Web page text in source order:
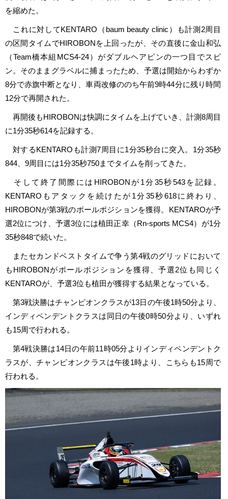
を縮めた。
これに対してKENTARO（baum beauty clinic）も計測2周目
の区間タイムでHIROBONを上回ったが、その直後に金山和弘
（Team橋本組MCS4-24）がダブルヘアピンの一つ目でスピ
ン。そのままグラベルに捕まったため、予選は開始からわずか
8分で赤旗中断となり、車両改修ののち午前9時44分に残り時間
12分で再開された。
再開後もHIROBONは快調にタイムを上げていき、計測8周目
に1分35秒614を記録する。
対するKENTAROも計測7周目に1分35秒台に突入。1分35秒
844、9周目には1分35秒750までタイムを削ってきた。
そして終了間際にはHIROBONが1分35秒543を記録。
KENTAROもアタックを続けたが1分35秒618に終わり、
HIROBONが第3戦のポールポジションを獲得。KENTAROが予
選2位につけ、予選3位には植田正幸（Rn-sports MCS4）が1分
35秒848で続いた。
またセカンドベストタイムで争う第4戦のグリッドにおいて
もHIROBONがポールポジションを獲得、予選2位も同じく
KENTAROが、予選3位も植田が獲得する結果となっている。
第3戦決勝はチャンピオンクラスが13日の午後1時50分より、
インディペンデントクラスは同日の午後0時50分より、いずれ
も15周で行われる。
第4戦決勝は14日の午前11時05分よりインディペンデントク
ラスが、チャンピオンクラスは午後1時より、こちらも15周で
行われる。